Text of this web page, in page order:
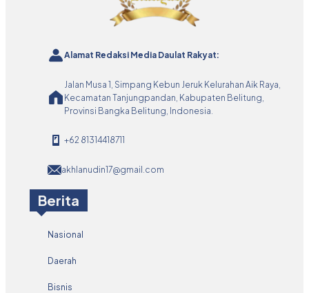
Alamat Redaksi Media Daulat Rakyat:
Jalan Musa 1, Simpang Kebun Jeruk Kelurahan Aik Raya,
Kecamatan Tanjungpandan, Kabupaten Belitung,
Provinsi Bangka Belitung, Indonesia.
+62 81314418711
akhlanudin17@gmail.com
Berita
Nasional
Daerah
Bisnis